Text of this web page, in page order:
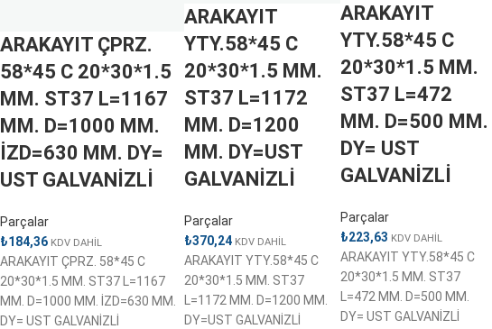
ARAKAYIT ÇPRZ.
58*45 C 20*30*1.5
MM. ST37 L=1167
MM. D=1000 MM.
İZD=630 MM. DY=
UST GALVANİZLİ
Parçalar
₺184,36 KDV DAHİL
ARAKAYIT ÇPRZ. 58*45 C
20*30*1.5 MM. ST37 L=1167
MM. D=1000 MM. İZD=630 MM.
DY= UST GALVANİZLİ
ARAKAYIT
YTY.58*45 C
20*30*1.5 MM.
ST37 L=1172
MM. D=1200
MM. DY=UST
GALVANİZLİ
Parçalar
₺370,24 KDV DAHİL
ARAKAYIT YTY.58*45 C
20*30*1.5 MM. ST37
L=1172 MM. D=1200 MM.
DY=UST GALVANİZLİ
ARAKAYIT
YTY.58*45 C
20*30*1.5 MM.
ST37 L=472
MM. D=500 MM.
DY= UST
GALVANİZLİ
Parçalar
₺223,63 KDV DAHİL
ARAKAYIT YTY.58*45 C
20*30*1.5 MM. ST37
L=472 MM. D=500 MM.
DY= UST GALVANİZLİ